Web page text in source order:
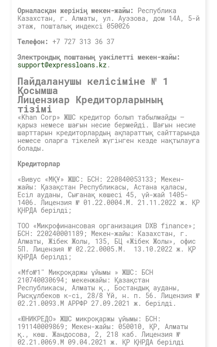
Орналасқан жерінің мекен-жайы: Республика
Казахстан, г. Алматы, ул. Ауэзова, дом 14А, 5-й
этаж, пошталық индексі 050026
Телефон: +7 727 313 36 37
Электрондық поштаның уәкілетті мекен-жайы:
support@expressloans.kz.
Пайдаланушы келісіміне № 1
Қосымша
Лицензиар Кредиторларының
тізімі
«Khan Corp» ЖШС кредитор болып табылмайды –
қарыз немесе шағын несие бермейді. Шағын несие
шарттарын кредиторлардың ақпараттық сайттарында
немесе оларға тікелей жүгінген кезде нақтылауға
болады.
Кредиторлар
«Вивус «МҚҰ» ЖШС: БСН: 220840053133; Мекен-
жайы: Қазақстан Республикасы, Астана қаласы,
Есіл ауданы, Сығанақ көшесі 45, үй-жай 1405-
1406. Лицензия № 01.22.0004.M. 21.11.2022 ж. ҚР
ҚНРДА берілді;
TOO «Микрофинансовая организация DXB finanсe»;
БСН: 220240001189; Мекен-жайы: Казахстан, г.
Алматы, Жібек Жолы, 135, БЦ «Жібек Жолы», офис
5П. Лицензия № 02.22.0005.М. 13.10.2022 ж. ҚР
ҚНРДА берілді;
«Mfo№1″ Микроқаржы ұйымы » ЖШС: БСН
210740030694; мекенжайы: Қазақстан
Республикасы, Алматы қ., Бостандық ауданы,
Рысқұлбеков к-сі, 28/8 Үй, н. п. 56. Лицензия №
02.21.0093.М АРРФР 27.09.2021 ж. берілді.
«ЮНИКРЕДО» ЖШС микроқаржы ұйымы: БСН:
191140009869; Мекен-жайы: 050010, ҚР, Алматы
қ., көш. Жандосова, 2, 218 каб. Лицензия №
02.21.0069.M 09.04.2021 ж. ҚР ҚНРДА берілді